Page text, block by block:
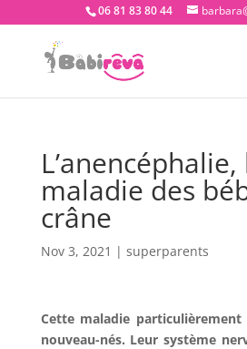
06 81 83 80 44
L’anencéphalie,
maladie des
crâne
Nov 3, 2021 | superparents
Cette maladie
nouveau-nés. Leur système